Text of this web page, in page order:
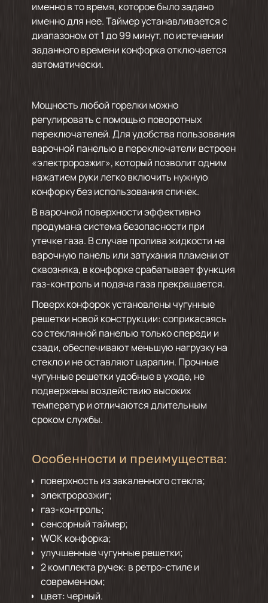
именно в то время, которое было задано
именно для нее. Таймер устанавливается с
диапазоном от 1 до 99 минут, по истечении
заданного времени конфорка отключается
автоматически.
Мощность любой горелки можно
регулировать с помощью поворотных
переключателей. Для удобства пользования
варочной панелью в переключатели встроен
«электророзжиг», который позволит одним
нажатием руки легко включить нужную
конфорку без использования спичек.
В варочной поверхности эффективно
продумана система безопасности при
утечке газа. В случае пролива жидкости на
варочную панель или затухания пламени от
сквозняка, в конфорке срабатывает функция
газ-контроль и подача газа прекращается.
Поверх конфорок установлены чугунные
решетки новой конструкции: соприкасаясь
со стеклянной панелью только спереди и
сзади, обеспечивают меньшую нагрузку на
стекло и не оставляют царапин. Прочные
чугунные решетки удобные в уходе, не
подвержены воздействию высоких
температур и отличаются длительным
сроком службы.
Особенности и преимущества:
поверхность из закаленного стекла;
электророзжиг;
газ-контроль;
сенсорный таймер;
WOK конфорка;
улучшенные чугунные решетки;
2 комплекта ручек: в ретро-стиле и
современном;
цвет: черный.